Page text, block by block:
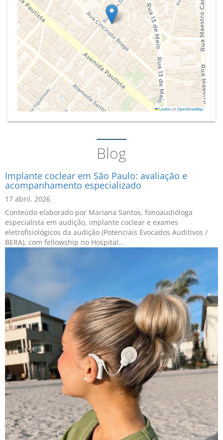
Leaflet|©OpenStreetMap
Blog
Implante coclear em São Paulo: avaliação e
acompanhamento especializado
17 abril, 2026
Conteúdo elaborado por Mariana Santos, fonoaudióloga
especialista em audição, implante coclear e exames
eletrofisiológicos da audição (Potenciais Evocados Auditivos /
BERA), com fellowship no Hospital...